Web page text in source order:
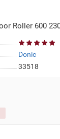
Roller 600
Donic
33518